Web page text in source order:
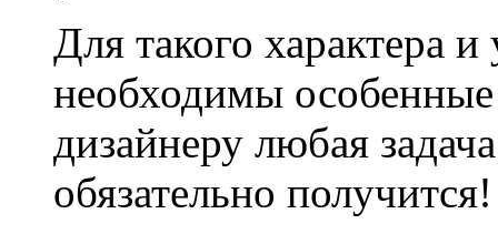
Для такого характера
необходимы
дизайнеру любая
обязательно получится!